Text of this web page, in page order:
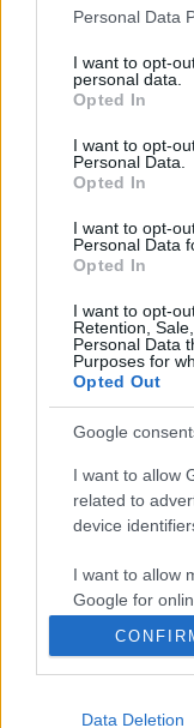
Please note that
not limited to your
grant or deny
use your data for
consent section.
Personal Data
I want to opt-
personal data.
Opted In
I want to opt-
Personal Data.
Opted In
I want to opt-
Personal Data
Opted In
I want to opt-
Retention,
Personal Data
Purposes for
Opted Out
Google
I want to allow
related to
device
I want to allow
Google for
personalized
I want to allow
Data Deletion
VÉTLEN AUTÓS
2021. november. 18.
A rendőrök kísérték
KÉT AUTÓ
TELJESEN
2020. december. 12.
A rendőrök elterelik a
2020. szeptember.
Derks Wilhelmus
polgármesternek a
Vas megyei
ÖT
2020. szeptember.
A választások között
miatt nem tudtak
2020. szeptember.